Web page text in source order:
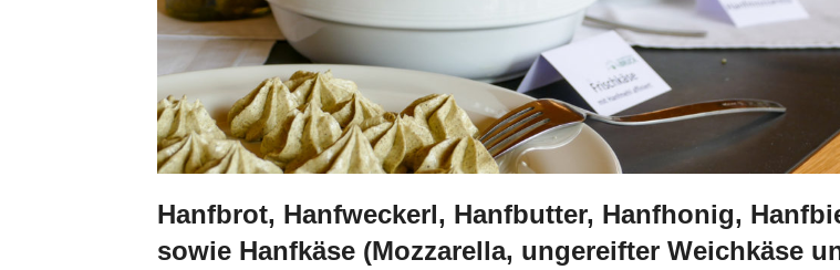
Hanfbrot, Hanfweckerl, Hanfbutter, Hanfhonig,
sowie Hanfkäse (Mozzarella, ungereifter Weichkäse